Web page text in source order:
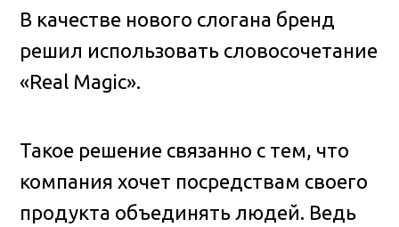
В качестве нового слогана бренд
решил использовать словосочетание
«Real Magic».
Такое решение связанно с тем, что
компания хочет посредствам своего
продукта объединять людей. Ведь